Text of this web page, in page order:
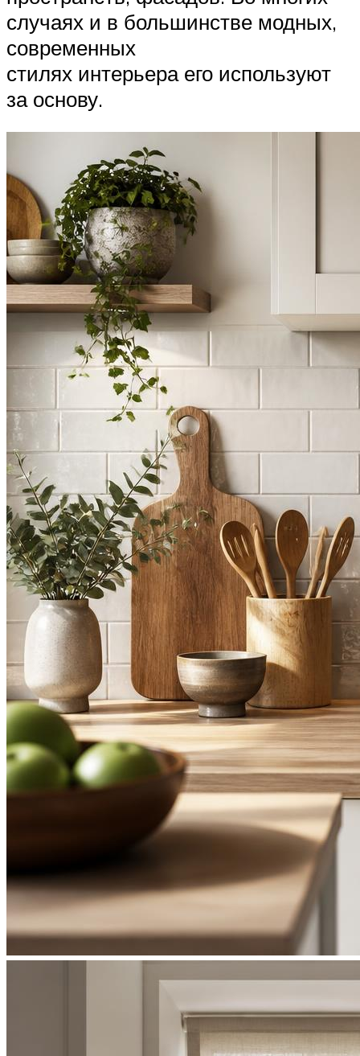
случаях и в большинстве модных,
современных
стилях интерьера его используют
за основу.